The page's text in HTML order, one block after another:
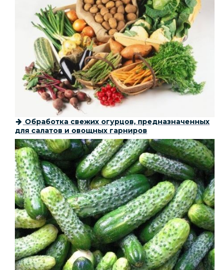
Обработка свежих огурцов, предназначенных
для салатов и овощных гарниров